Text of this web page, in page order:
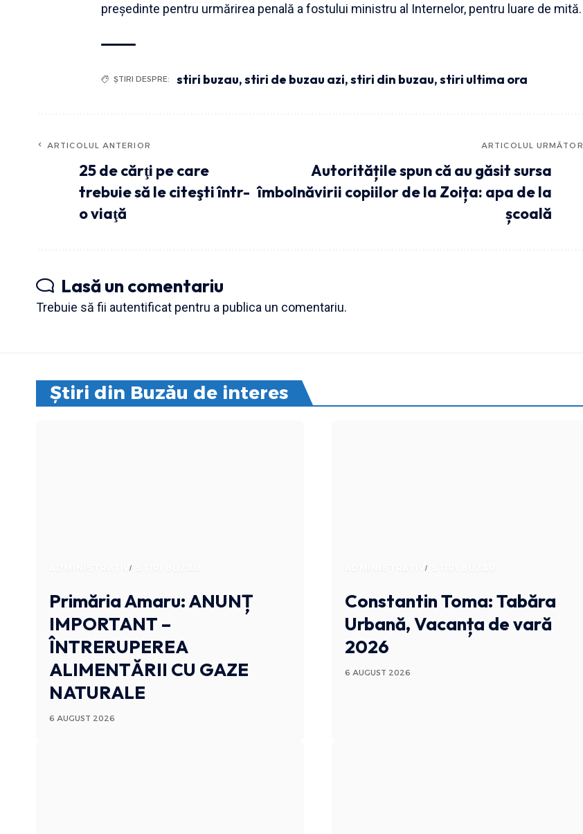
preşedinte pentru urmărirea penală a fostului ministru al Internelor, pentru luare de mită.
ȘTIRI DESPRE: stiri buzau,stiri de buzau azi,stiri din buzau,stiri ultima ora
ARTICOLUL ANTERIOR
25 de cărţi pe care
trebuie să le citeşti într-
o viaţă
ARTICOLUL URMĂTOR
Autoritățile spun că au găsit sursa
îmbolnăvirii copiilor de la Zoița: apa de la
școală
Lasă un comentariu
Trebuie să fii autentificat pentru a publica un comentariu.
Știri din Buzău de interes
ADMINISTRATIV
Primăria Amaru: ANUNȚ
IMPORTANT –
ÎNTRERUPEREA
ALIMENTĂRII CU GAZE
NATURALE
6 AUGUST 2026
ADMINISTRATIV
Constantin Toma: Tabăra
Urbană, Vacanța de vară
2026
6 AUGUST 2026